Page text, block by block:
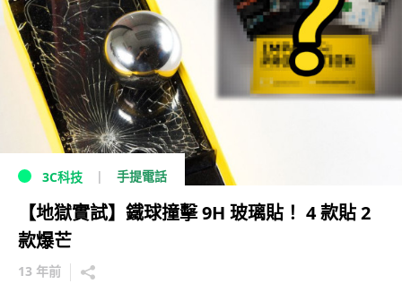
3C科技 手提電話
【地獄實試】鐵球撞擊 9H 玻璃貼！ 4 款貼 2
款爆芒
13 年前